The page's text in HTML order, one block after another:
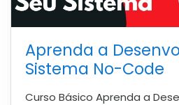
Aprenda a
Sistema No-Code
Curso Básico Aprenda a